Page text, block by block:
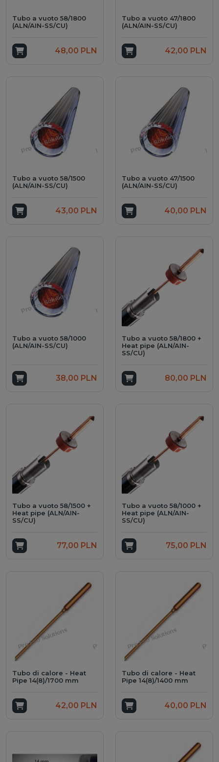
Tubo a vuoto 58/1800
(ALN/AIN-SS/CU)
Add to cart48,00 PLN
Tubo a vuoto 47/1800
(ALN/AIN-SS/CU)
Add to cart42,00 PLN
Tubo a vuoto 58/1500
(ALN/AIN-SS/CU)
Add to cart43,00 PLN
Tubo a vuoto 47/1500
(ALN/AIN-SS/CU)
Add to cart40,00 PLN
Tubo a vuoto 58/1000
(ALN/AIN-SS/CU)
Add to cart38,00 PLN
Tubo a vuoto 58/1800 +
Heat pipe (ALN/AIN-
SS/CU)
Add to cart80,00 PLN
Tubo a vuoto 58/1500 +
Heat pipe (ALN/AIN-
SS/CU)
Add to cart77,00 PLN
Tubo a vuoto 58/1000 +
Heat pipe (ALN/AIN-
SS/CU)
Add to cart75,00 PLN
Tubo di calore - Heat
Pipe 14(8)/1700 mm
Add to cart42,00 PLN
Tubo di calore - Heat
Pipe 14(8)/1400 mm
Add to cart40,00 PLN